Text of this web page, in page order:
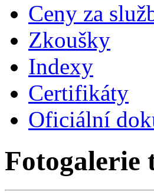
Ceny za
Zkoušky
Indexy
Certifikáty
Oficiální
Fotogalerie